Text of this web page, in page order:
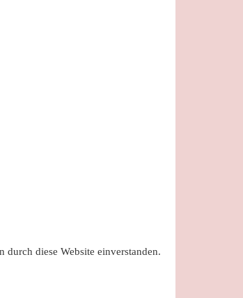
diese Website einverstanden.